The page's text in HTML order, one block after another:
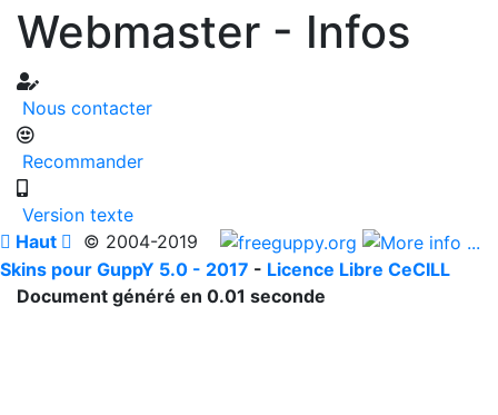
Webmaster - Infos
Nous contacter
Recommander
Version texte
 Haut  © 2004-2019
Skins pour GuppY 5.0 - 2017 - Licence Libre CeCILL
Document généré en 0.01 seconde